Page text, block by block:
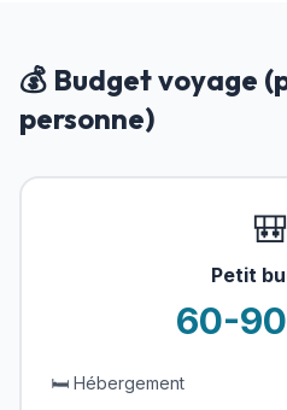
💰 Budget voyage
personne)
🎒
Petit
60-
🛏️ Hébergement